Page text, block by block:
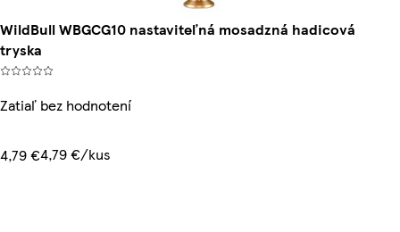
WildBull WBGCG10 nastaviteľná mosadzná hadicová
tryska
Zatiaľ bez hodnotení
4,79 €4,79 €/kus